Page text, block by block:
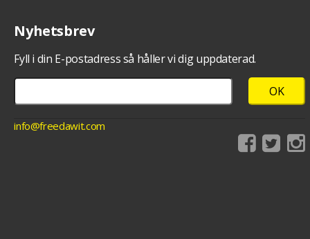
Nyhetsbrev
Fyll i din E-postadress så håller vi dig uppdaterad.
info@freedawit.com